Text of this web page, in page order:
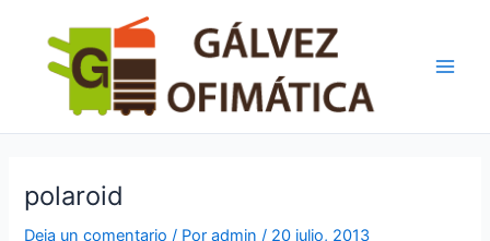
contenido
polaroid
Deja un comentario / Poradmin/ 20 julio, 2013
entradas